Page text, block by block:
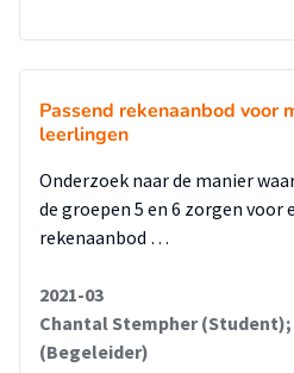
Passend rekenaanbod voor
leerlingen
Onderzoek naar de manier
de groepen 5 en 6 zorgen voor
rekenaanbod …
2021-03
Chantal Stempher
(Begeleider)